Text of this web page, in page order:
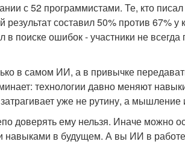
с 52 программистами. Те, кто
составил 50% против 67% у
поиске ошибок - участники не
в самом ИИ, а в привычке
технологии давно меняют
уже не рутину, а мышление
доверять ему нельзя. Иначе можно
навыками в будущем. А вы ИИ в